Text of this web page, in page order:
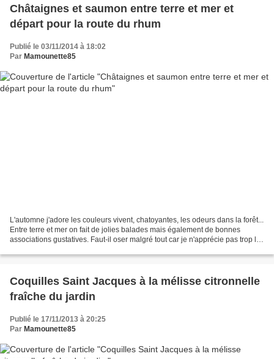
Châtaignes et saumon entre terre et mer et
départ pour la route du rhum
Publié le 03/11/2014 à 18:02
Par Mamounette85
L'automne j'adore les couleurs vivent, chatoyantes, les odeurs dans la forêt...
Entre terre et mer on fait de jolies balades mais également de bonnes
associations gustatives. Faut-il oser malgré tout car je n'apprécie pas trop la
Coquilles Saint Jacques à la mélisse citronnelle
fraîche du jardin
Publié le 17/11/2013 à 20:25
Par Mamounette85